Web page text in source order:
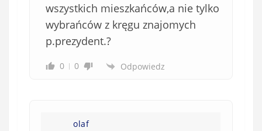
wszystkich mieszkańców,a nie tylko
wybrańców z kręgu znajomych
p.prezydent.?
0 0 Odpowiedz
olaf